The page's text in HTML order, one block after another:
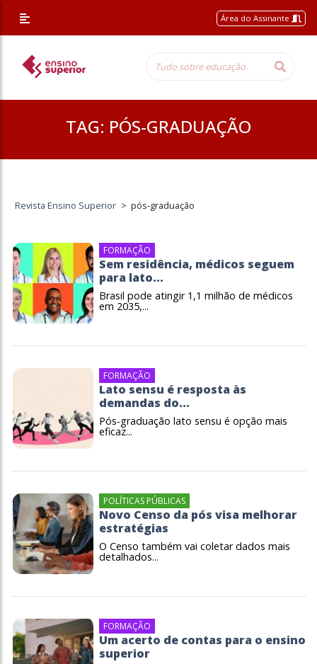
Área do Assinante
TAG: PÓS-GRADUAÇÃO
Revista Ensino Superior > pós-graduação
FORMAÇÃO
Sem residência, médicos seguem
para lato...
Brasil pode atingir 1,1 milhão de médicos
em 2035,...
FORMAÇÃO
Lato sensu é resposta às
demandas do...
Pós-graduação lato sensu é opção mais
eficaz...
POLÍTICAS PÚBLICAS
Novo Censo da pós visa melhorar
estratégias
O Censo também vai coletar dados mais
detalhados...
FORMAÇÃO
Um acerto de contas para o ensino
superior